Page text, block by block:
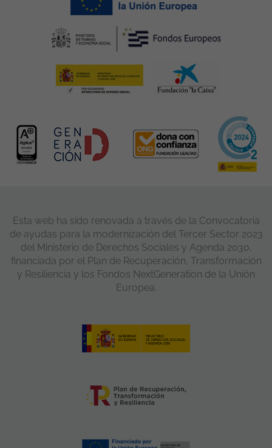
Esta web ha sido renovada a través de la Convocatoria
de ayudas para la modernización del Tercer Sector 2023
del Ministerio de Derechos Sociales y Agenda 2030,
financiada por el Plan de Recuperación, Transformación
y Resiliencia y los Fondos NextGeneration de la Unión
Europea.